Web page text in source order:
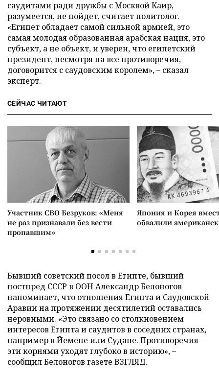
саудитами ради дружбы с Москвой Каир,
разумеется, не пойдет, считает политолог.
«Египет обладает самой сильной армией, это
самая молодая образованная арабская нация, это
субъект, а не объект, и уверен, что египетский
президент, несмотря на все противоречия,
договорится с саудовским королем», – сказал
эксперт.
СЕЙЧАС ЧИТАЮТ
Участник СВО Безруков: «Меня
не раз признавали без вести
пропавшим»
Япония и Корея
обвалили
Бывший советский посол в Египте, бывший
постпред СССР в ООН Александр Белоногов
напоминает, что отношения Египта и Саудовской
Аравии на протяжении десятилетий оставались
неровными. «Это связано со столкновением
интересов Египта и саудитов в соседних странах,
например в Йемене или Судане. Противоречия
эти корнями уходят глубоко в историю», –
сообщил Белоногов газете ВЗГЛЯД.